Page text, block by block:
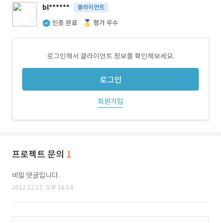
bl****** 클라이언트
인증 완료 평가 우수
로그인해서 클라이언트 정보를 확인해보세요.
로그인
회원가입
프로젝트 문의 1
비밀 댓글입니다.
2022.12.12. 오후 16:14